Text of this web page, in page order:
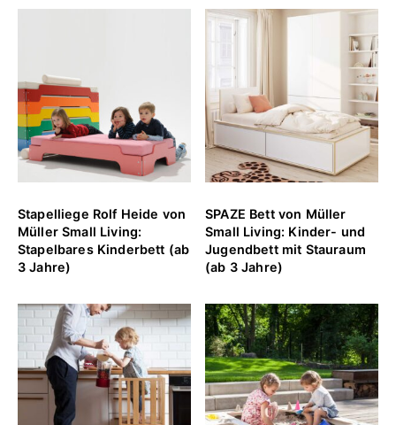
Stapelliege Rolf Heide von
Müller Small Living:
Stapelbares Kinderbett (ab
3 Jahre)
SPAZE Bett von Müller
Small Living: Kinder- und
Jugendbett mit Stauraum
(ab 3 Jahre)